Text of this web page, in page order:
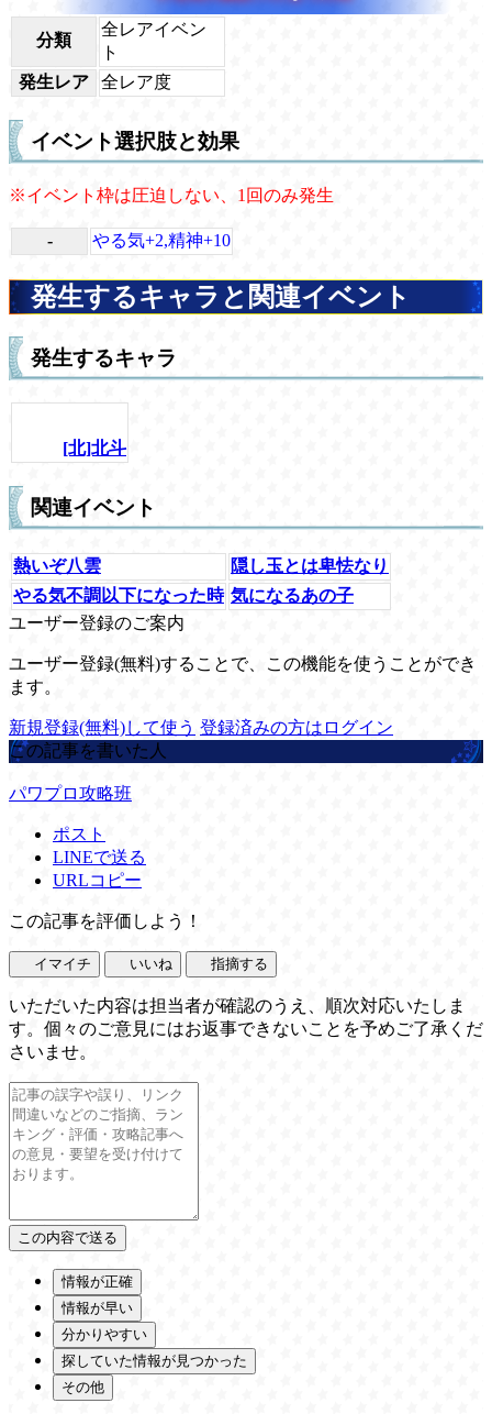
分類
全レアイベン
ト
発生レア
全レア度
イベント選択肢と効果
※イベント枠は圧迫しない、1回のみ発生
- やる気+2,精神+10
発生するキャラと関連イベント
発生するキャラ
[北]北斗
関連イベント
熱いぞ八雲
隠し玉とは卑怯なり
やる気不調以下になった時 気になるあの子
ユーザー登録のご案内
ユーザー登録(無料)することで、この機能を使うことができ
ます。
新規登録(無料)して使う 登録済みの方はログイン
この記事を書いた人
パワプロ攻略班
ポスト
LINEで送る
URLコピー
この記事を評価しよう！
イマイチ いいね 指摘する
いただいた内容は担当者が確認のうえ、順次対応いたしま
す。個々のご意見にはお返事できないことを予めご了承くだ
さいませ。
情報が正確
情報が早い
分かりやすい
探していた情報が見つかった
その他